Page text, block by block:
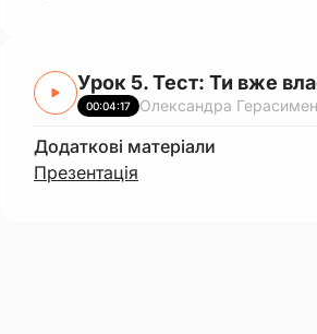
Урок 5. Тест: Ти вже
00:04:17 Олександра
Додаткові матеріали
Презентація